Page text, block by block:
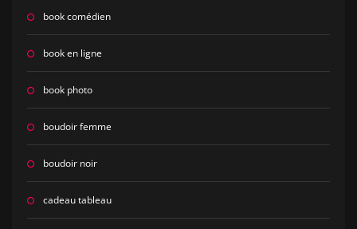
book comédien
book en ligne
book photo
boudoir femme
boudoir noir
cadeau tableau